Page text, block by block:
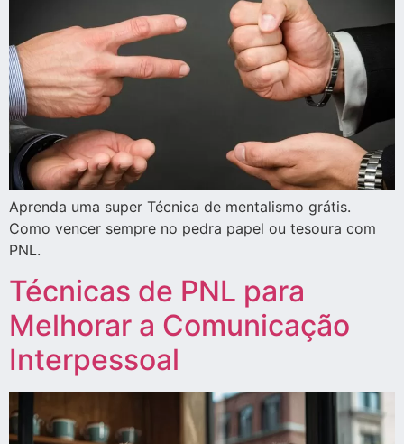
Aprenda uma super Técnica de mentalismo grátis.
Como vencer sempre no pedra papel ou tesoura com
PNL.
Técnicas de PNL para
Melhorar a Comunicação
Interpessoal